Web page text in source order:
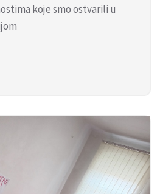
koje smo ostvarili u